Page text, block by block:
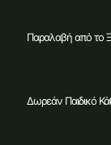
Παραλαβή από το
Δωρεάν Παιδικό